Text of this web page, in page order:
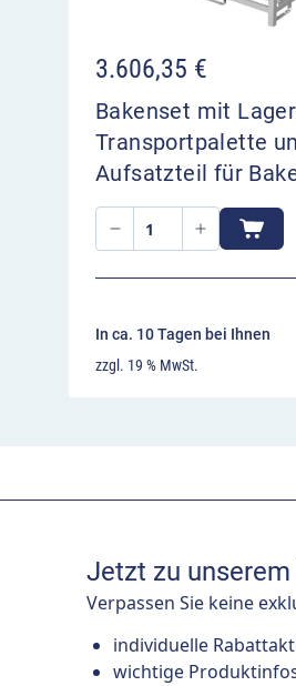
3.606,35 €
Bakenset mit
Transportpalette
Aufsatzteil für
In ca. 10 Tagen bei Ihnen
zzgl. 19 % MwSt.
Jetzt zu
Verpassen Sie keine
individuelle
wichtige